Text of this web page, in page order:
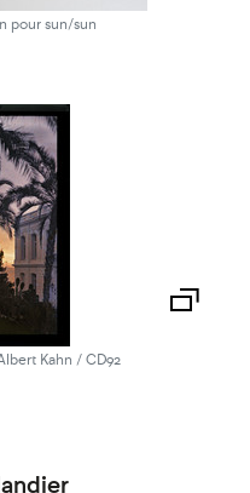
pour sun/sun
Kahn / CD92